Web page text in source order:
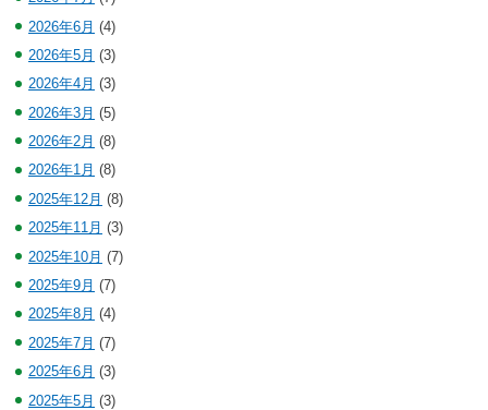
2026年6月 (4)
2026年5月 (3)
2026年4月 (3)
2026年3月 (5)
2026年2月 (8)
2026年1月 (8)
2025年12月 (8)
2025年11月 (3)
2025年10月 (7)
2025年9月 (7)
2025年8月 (4)
2025年7月 (7)
2025年6月 (3)
2025年5月 (3)